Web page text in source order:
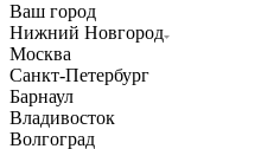
Ваш город
Нижний Новгород
Москва
Санкт-Петербург
Барнаул
Владивосток
Волгоград